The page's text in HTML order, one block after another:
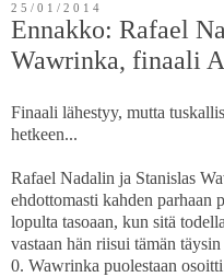
25/01/2014
Ennakko: Rafael
Wawrinka, finaali
Finaali lähestyy, mutta
hetkeen...
Rafael Nadalin ja Stanislas
ehdottomasti kahden parhaan
lopulta tasoaan, kun sitä
vastaan hän riisui tämän
0. Wawrinka puolestaan